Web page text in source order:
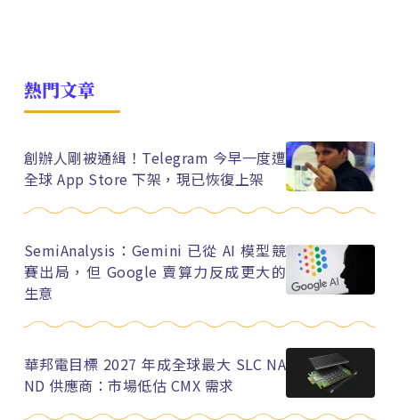
熱門文章
創辦人剛被通緝！Telegram 今早一度遭
全球 App Store 下架，現已恢復上架
SemiAnalysis：Gemini 已從 AI 模型競
賽出局，但 Google 賣算力反成更大的
生意
華邦電目標 2027 年成全球最大 SLC NA
ND 供應商：市場低估 CMX 需求